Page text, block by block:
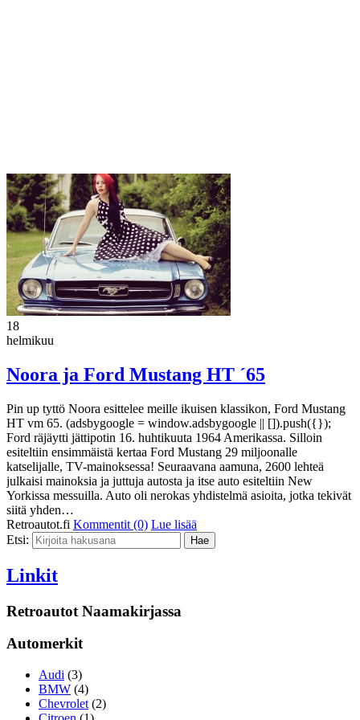
18
helmikuu
Noora ja Ford Mustang HT ´65
Pin up tyttö Noora esittelee meille ikuisen klassikon, Ford Mustang
HT vm 65. (adsbygoogle = window.adsbygoogle || []).push({});
Ford räjäytti jättipotin 16. huhtikuuta 1964 Amerikassa. Silloin
esiteltiin ensimmäistä kertaa Ford Mustang 29 miljoonalle
katselijalle, TV-mainoksessa! Seuraavana aamuna, 2600 lehteä
julkaisi mainoksia ja juttuja autosta ja itse auto esiteltiin New
Yorkissa messuilla. Auto oli nerokas yhdistelmä asioita, jotka tekivät
siitä yhden…
Retroautot.fi Kommentit (0) Lue lisää
Etsi:
Linkit
Retroautot Naamakirjassa
Automerkit
Audi (3)
BMW (4)
Chevrolet (2)